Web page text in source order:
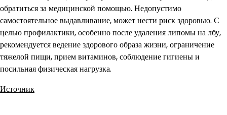
обратиться за медицинской помощью. Недопустимо
самостоятельное выдавливание, может нести риск здоровью. С
целью профилактики, особенно после удаления липомы на лбу,
рекомендуется ведение здорового образа жизни, ограничение
тяжелой пищи, прием витаминов, соблюдение гигиены и
посильная физическая нагрузка.
Источник